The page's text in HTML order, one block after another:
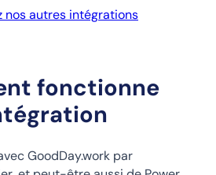
nos autres intégrations
fonctionne
GoodDay.work par